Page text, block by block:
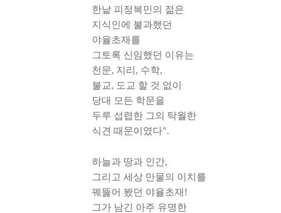
한낱 피정복민의 젊은
지식인에 불과했던
야율초재를
그토록 신임했던 이유는
천문, 지리, 수학,
불교, 도교 할 것 없이
당대 모든 학문을
두루 섭렵한 그의 탁월한
식견 때문이였다".
하늘과 땅과 인간,
그리고 세상 만물의 이치를
꿰뚫어 봤던 야율초재!
그가 남긴 아주 유명한